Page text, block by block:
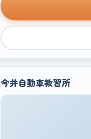
今井自動車教習所